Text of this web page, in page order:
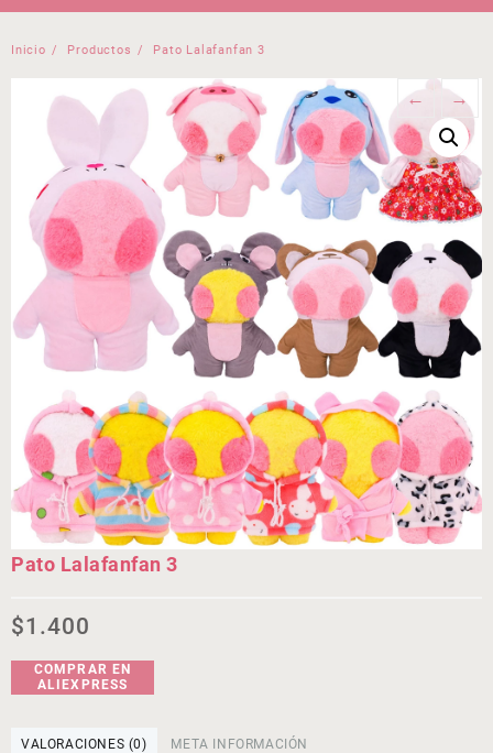
Inicio Productos Pato Lalafanfan 3
← →
Pato Lalafanfan 3
$1.400
COMPRAR EN
ALIEXPRESS
VALORACIONES (0) META INFORMACIÓN